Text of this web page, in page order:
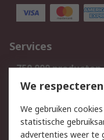
Services
750.000 producten
Bestellen
Track & Trace
We
We gebruiken
statistische
advertenties weer te